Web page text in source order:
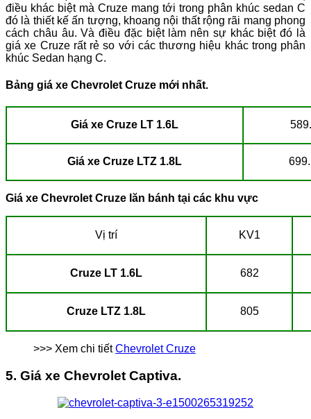
điều khác biệt mà Cruze mang tới trong phân khúc sedan C
đó là thiết kế ấn tượng, khoang nội thất rộng rãi mang phong
cách châu âu. Và điều đặc biệt làm nên sự khác biệt đó là
giá xe Cruze rất rẻ so với các thương hiệu khác trong phân
khúc Sedan hạng C.
Bảng giá xe Chevrolet Cruze mới nhất.
Giá xe Cruze LT 1.6L
Giá xe Cruze LTZ 1.8L
Giá xe Chevrolet Cruze lăn bánh tại các khu vực
Vị trí KV1
Cruze LT 1.6L 682
Cruze LTZ 1.8L 805
>>> Xem chi tiếtChevrolet Cruze
5. Giá xe Chevrolet Captiva.